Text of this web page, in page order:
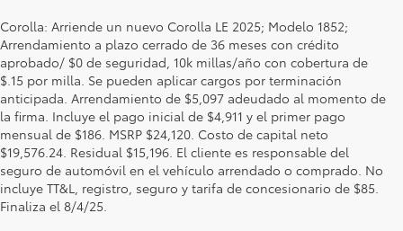
Corolla: Arriende un nuevo Corolla LE 2025; Modelo 1852;
Arrendamiento a plazo cerrado de 36 meses con crédito
aprobado/ $0 de seguridad, 10k millas/año con cobertura de
$.15 por milla. Se pueden aplicar cargos por terminación
anticipada. Arrendamiento de $5,097 adeudado al momento de
la firma. Incluye el pago inicial de $4,911 y el primer pago
mensual de $186. MSRP $24,120. Costo de capital neto
$19,576.24. Residual $15,196. El cliente es responsable del
seguro de automóvil en el vehículo arrendado o comprado. No
incluye TT&L, registro, seguro y tarifa de concesionario de $85.
Finaliza el 8/4/25.